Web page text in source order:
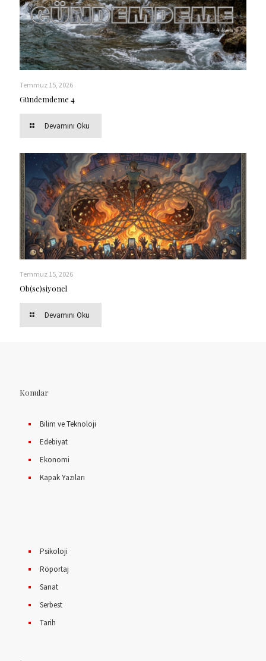
Temmuz 15, 2026
Gündemdeme 4
Devamını Oku
Temmuz 15, 2026
Ob(se)siyonel
Devamını Oku
Konular
Bilim ve Teknoloji
Edebiyat
Ekonomi
Kapak Yazıları
Psikoloji
Röportaj
Sanat
Serbest
Tarih